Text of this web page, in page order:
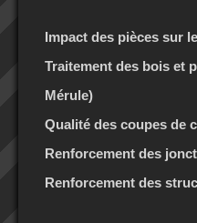
Impact des pièces sur
Traitement des bois et
Mérule)
Qualité des coupes de
Renforcement des
Renforcement des